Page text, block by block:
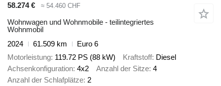
58.274 €
≈ 54.460 CHF
Wohnwagen und Wohnmobile - teilintegriertes
Wohnmobil
2024
61.509 km
Euro 6
Motorleistung 119.72 PS (88 kW) Kraftstoff Diesel
Achsenkonfiguration 4x2 Anzahl der Sitze 4
Anzahl der Schlafplätze 2